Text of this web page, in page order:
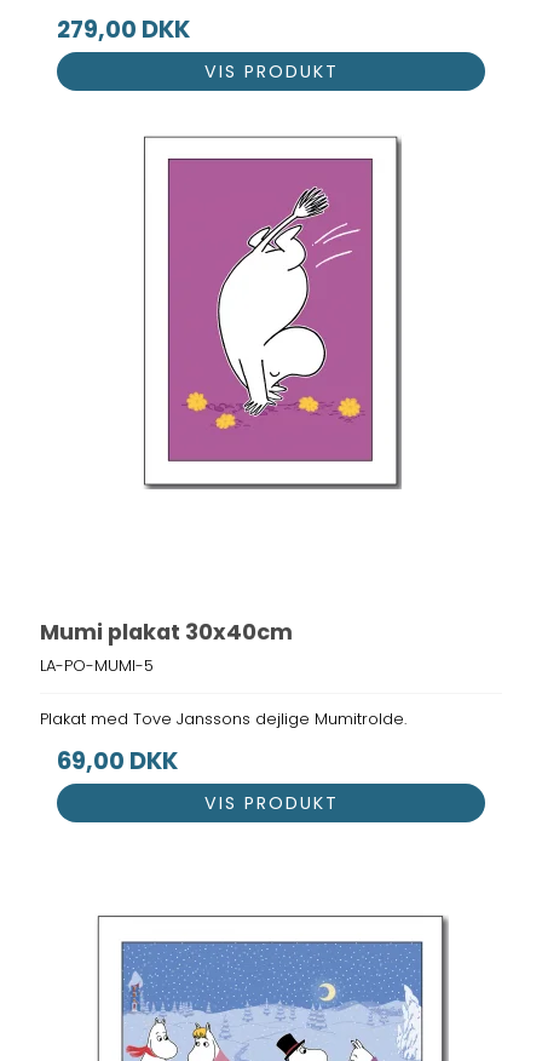
279,00 DKK
VIS PRODUKT
Mumi plakat 30x40cm
LA-PO-MUMI-5
Plakat med Tove Janssons dejlige Mumitrolde.
69,00 DKK
VIS PRODUKT